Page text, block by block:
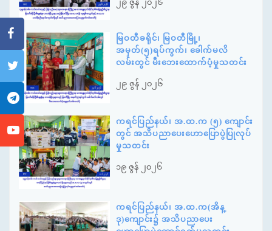
၂၉ ဇွန် ၂၀၂၆
မြဝတီခရိုင်၊ မြဝတီမြို့၊
အမှတ်(၅)ရပ်ကွက်၊ ခေါက်မလိ
လမ်းတွင် မီးဘေးထောက်ပံ့မှုသတင်း
၂၉ ဇွန် ၂၀၂၆
ကရင်ပြည်နယ်၊ အ.ထ.က (၅) ကျောင်း
တွင် အသိပညာပေးဟောပြောပွဲပြုလုပ်
မှုသတင်း
၁၉ ဇွန် ၂၀၂၆
ကရင်ပြည်နယ်၊ အ.ထ.က(အိန္
ဒု)ကျောင်း၌ အသိပညာပေး